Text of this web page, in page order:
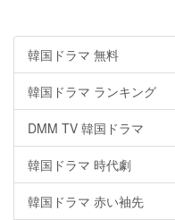
韓国ドラマ 無料
韓国ドラマ ランキング
DMM TV 韓国ドラマ
韓国ドラマ 時代劇
韓国ドラマ 赤い袖先